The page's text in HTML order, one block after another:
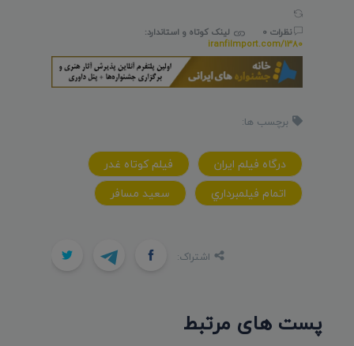
نظرات 0
لینک کوتاه و استاندارد:
iranfilmport.com/1380
برچسب ها:
درگاه فيلم ايران
فيلم کوتاه غدر
اتمام فيلمبرداري
سعيد مسافر
اشتراک:
پست های مرتبط